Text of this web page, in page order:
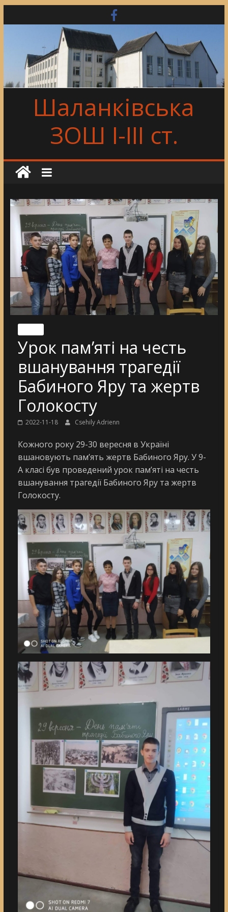
to
Шаланківська
ЗОШ І-ІІІ ст.
Урок пам’яті на честь
вшанування трагедії
Бабиного Яру та жертв
Голокосту
2022-11-18 Csehily Adrienn
Кожного року 29-30 вересня в Україні
вшановують пам’ять жертв Бабиного Яру. У 9-
А класі був проведений урок пам’яті на честь
вшанування трагедії Бабиного Яру та жертв
Голокосту.